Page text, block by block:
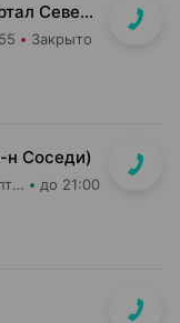
пр-т Мира, д. 20 (м-н Копеечка, квартал Северная Европа)
Закрыто
н Соседи)
Добрыя леки Аптека групп Центр ООО Аптека №43 до 21:00